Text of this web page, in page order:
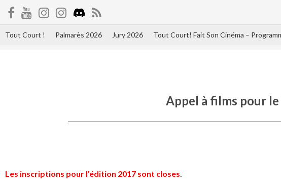
Tout Court ! Palmarès 2026 Jury 2026 Tout Court! Fait Son Cinéma –
Appel à films pour
Les inscriptions pour l'édition 2017 sont closes.